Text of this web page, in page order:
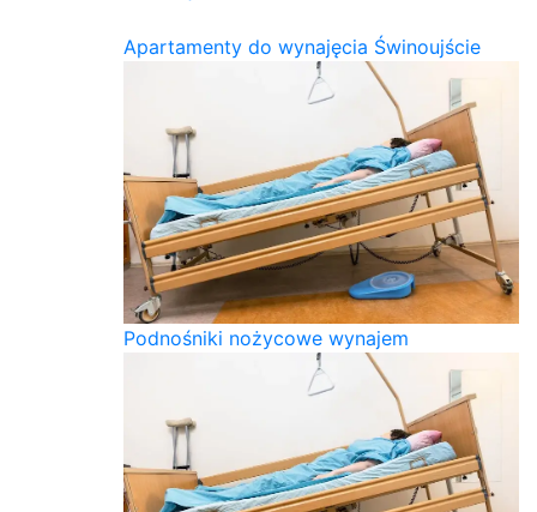
Apartamenty do wynajęcia Świnoujście
Podnośniki nożycowe wynajem